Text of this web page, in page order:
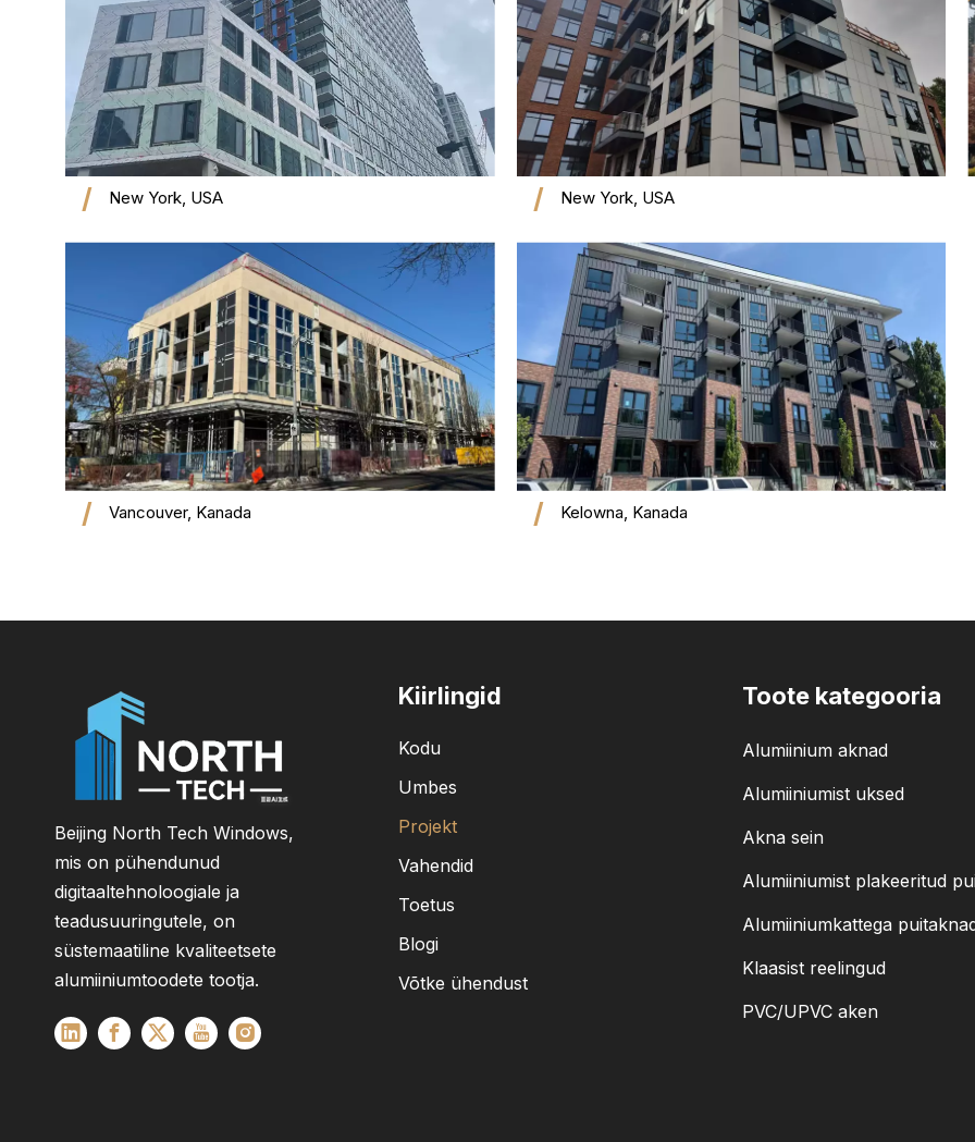
New York, USA New York, USA
Vancouver, Kanada Kelowna, Kanada
Beijing North Tech Windows,
mis on pühendunud
digitaaltehnoloogiale ja
teadusuuringutele, on
süstemaatiline kvaliteetsete
alumiiniumtoodete tootja.
Kiirlingid
Kodu
Umbes
Projekt
Vahendid
Toetus
Blogi
Võtke ühendust
Toote kategooria
Alumiinium aknad
Alumiiniumist uksed
Akna sein
Alumiiniumist plakeeritud
Alumiiniumkattega
Klaasist reelingud
PVC/UPVC aken